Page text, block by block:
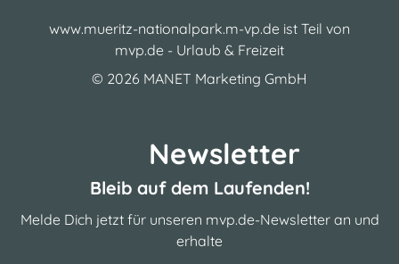
www.mueritz-nationalpark.m-vp.de ist Teil von
mvp.de - Urlaub & Freizeit
© 2026 MANET Marketing GmbH
Newsletter
Bleib auf dem Laufenden!
Melde Dich jetzt für unseren mvp.de-Newsletter an und
erhalte